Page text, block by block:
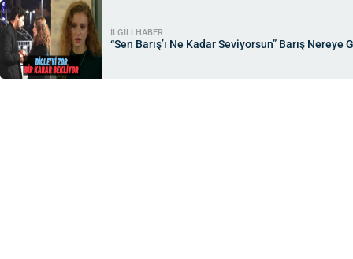
İLGİLİ HABER
“Sen Barış’ı Ne Kadar Seviyorsun” Barış